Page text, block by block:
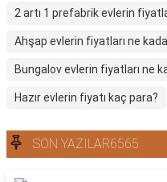
2 artı 1 prefabrik evlerin
Ahşap evlerin fiyatları ne
Bungalov evlerin fiyatları ne
Hazır evlerin fiyatı kaç para?
SON YAZILAR6565